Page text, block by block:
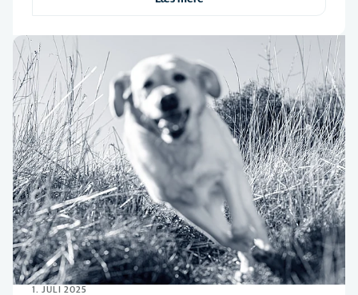
1. JULI 2025